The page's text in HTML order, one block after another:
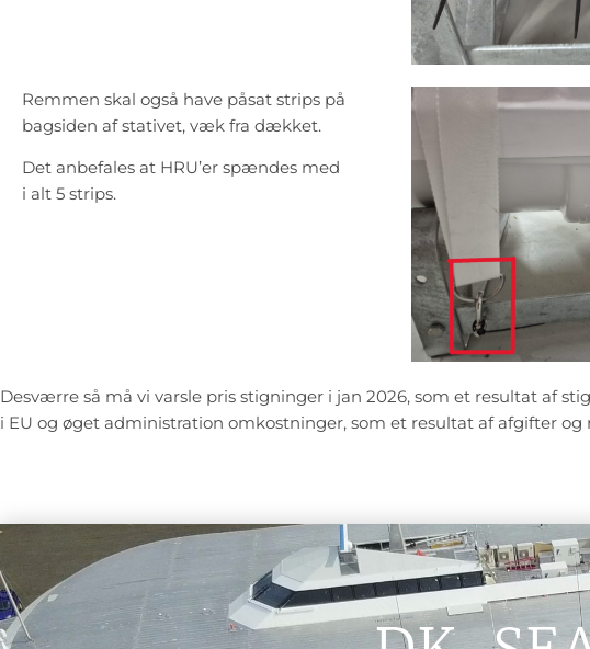
Remmen skal også have påsat strips på
bagsiden af stativet, væk fra dækket.
Det anbefales at HRU’er spændes med
i alt 5 strips.
Desværre så må vi varsle pris stigninger i jan 2026, som et resultat af
i EU og øget administration omkostninger, som et resultat af afgifter og